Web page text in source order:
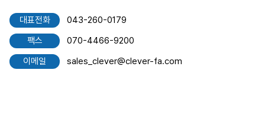
대표전화
043-260-0179
팩스
070-4466-9200
이메일
sales_clever@clever-fa.com